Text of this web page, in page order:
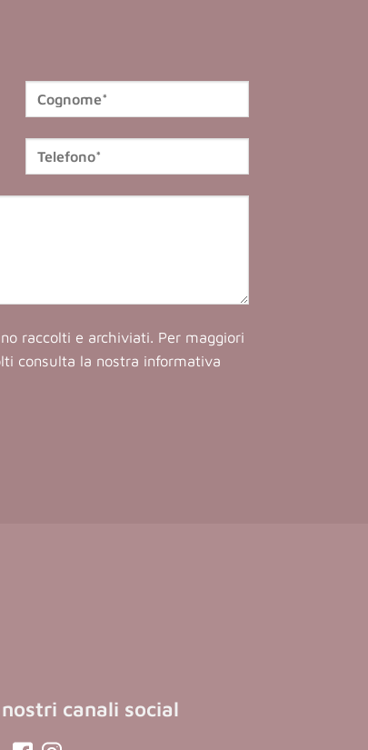
raccolti e archiviati. Per maggiori
consulta la nostra informativa
canali social